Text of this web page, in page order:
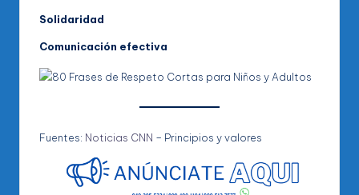
Solidaridad
Comunicación efectiva
Fuentes: Noticias CNN – Principios y valores